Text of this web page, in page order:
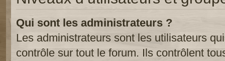
Qui sont les administrateurs ?
Les administrateurs sont les utilisateurs
contrôle sur tout le forum. Ils contrôlent